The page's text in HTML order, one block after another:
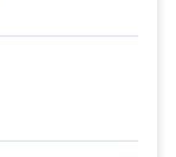
上げ